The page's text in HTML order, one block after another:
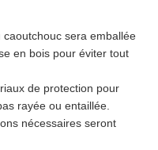
sera emballée
en bois pour éviter tout
de protection pour
rayée ou entaillée.
nécessaires seront